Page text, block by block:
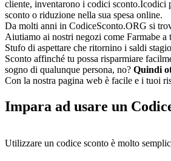
cliente, inventarono i codici sconto.Icodici
sconto o riduzione nella sua spesa online.
Da molti anni in CodiceSconto.ORG si
Aiutiamo ai nostri negozi come Farmabe
Stufo di aspettare che ritornino i saldi
Sconto affinché tu possa risparmiare
sogno di qualunque persona, no? Quindi
Con la nostra pagina web è facile e i tuoi
Impara ad usare un
Utilizzare un codice sconto è molto